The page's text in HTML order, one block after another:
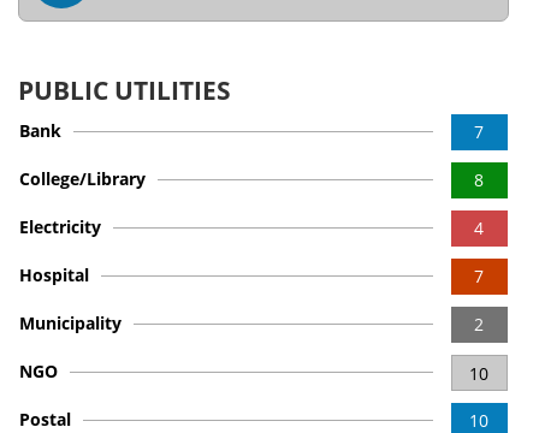
PUBLIC UTILITIES
7
Bank
8
College/Library
4
Electricity
7
Hospital
2
Municipality
10
NGO
10
Postal